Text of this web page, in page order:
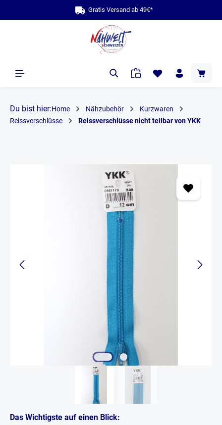
Du bist hier:Home Nähzubehör
Kurzwaren
Reissverschlüsse
Reissverschlüsse nicht teilbar von YKK
Das Wichtigste auf einen Blick: